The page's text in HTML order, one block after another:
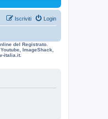
Login
Iscriviti
del Registrato.
ImageShack,
italia.it.